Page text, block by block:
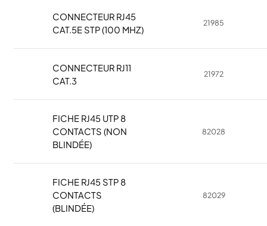
CONNECTEUR RJ45
CAT.5E STP (100 MHZ)
21985
CONNECTEUR RJ11
CAT.3
21972
FICHE RJ45 UTP 8
CONTACTS (NON
BLINDÉE)
82028
FICHE RJ45 STP 8
CONTACTS
(BLINDÉE)
82029